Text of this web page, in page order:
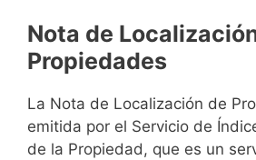
Nota de
Propiedades
La Nota de Localización de
emitida por el Servicio de
de la Propiedad, que es un